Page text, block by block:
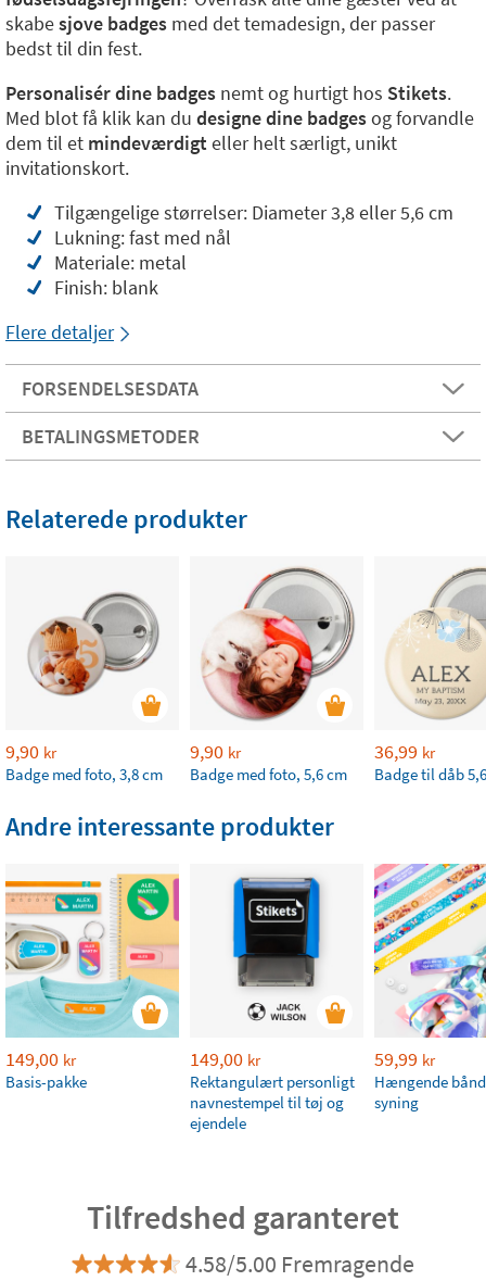
skabesjove badges med det temadesign, der passer
bedst til din fest.
Personalisér dine badges nemt og hurtigt hos Stikets.
Med blot få klik kan du designe dine badgesog forvandle
dem til et mindeværdigteller helt særligt, unikt
invitationskort.
Tilgængelige størrelser: Diameter 3,8 eller 5,6 cm
Lukning: fast med nål
Materiale: metal
Finish: blank
Flere detaljer
FORSENDELSESDATA
BETALINGSMETODER
Relaterede produkter
9,90 kr
Badge med foto, 3,8 cm
9,90 kr
Badge med foto, 5,6 cm
36,99 kr
Badge til dåb
Andre interessante produkter
149,00 kr
Basis-pakke
149,00 kr
Rektangulært personligt
navnestempel til tøj og
ejendele
59,99 kr
Hængende
syning
Tilfredshed garanteret
4.58/5.00 Fremragende